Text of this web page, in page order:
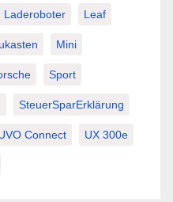
Laderoboter Leaf
Mini
Sport
SteuerSparErklärung
Connect UX 300e